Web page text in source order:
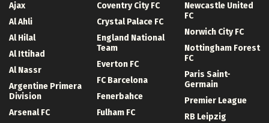
Ajax
Al Ahli
Al Hilal
Al Ittihad
Al Nassr
Argentine Primera
Division
Arsenal FC
Coventry City FC
Crystal Palace FC
England National
Team
Everton FC
FC Barcelona
Fenerbahce
Fulham FC
Newcastle United
FC
Norwich City FC
Nottingham Forest
FC
Paris Saint-
Germain
Premier League
RB Leipzig